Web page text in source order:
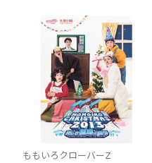
ももいろクローバーZ